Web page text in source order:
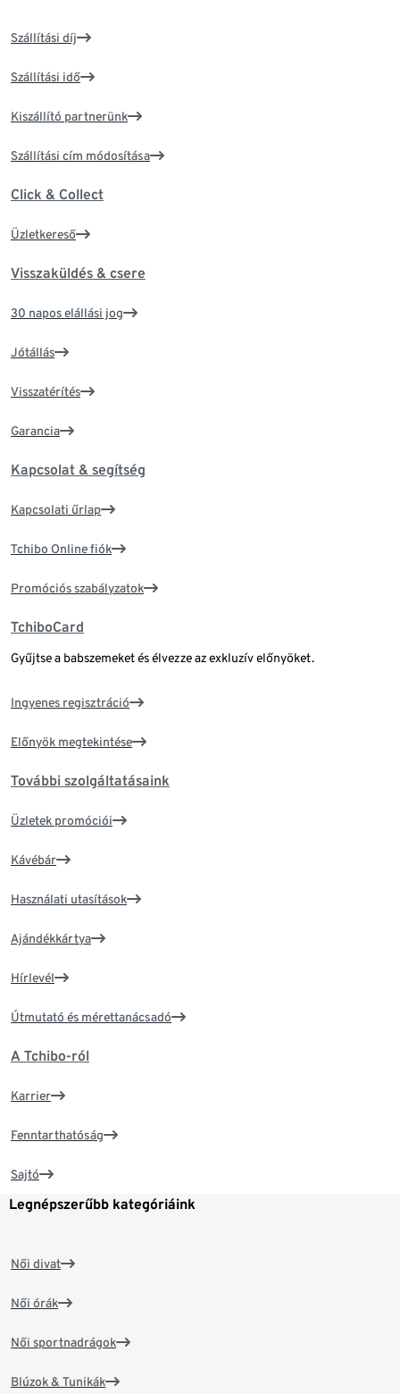
Szállítási díj
Szállítási idő
Kiszállító partnerünk
Szállítási cím módosítása
Click & Collect
Üzletkereső
Visszaküldés & csere
30 napos elállási jog
Jótállás
Visszatérítés
Garancia
Kapcsolat & segítség
Kapcsolati űrlap
Tchibo Online fiók
Promóciós szabályzatok
TchiboCard
Gyűjtse a babszemeket és élvezze az exkluzív előnyöket.
Ingyenes regisztráció
Előnyök megtekintése
További szolgáltatásaink
Üzletek promóciói
Kávébár
Használati utasítások
Ajándékkártya
Hírlevél
Útmutató és mérettanácsadó
A Tchibo-ról
Karrier
Fenntarthatóság
Sajtó
Legnépszerűbb kategóriáink
Női divat
Női órák
Női sportnadrágok
Blúzok & Tunikák